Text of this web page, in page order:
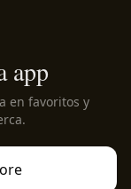
app
en favoritos y